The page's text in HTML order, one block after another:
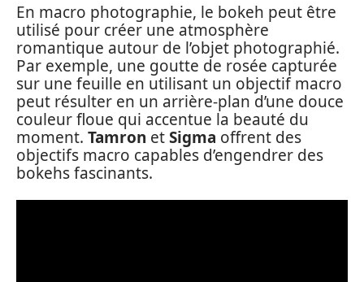
En macro photographie, le bokeh peut être
utilisé pour créer une atmosphère
romantique autour de l’objet photographié.
Par exemple, une goutte de rosée capturée
sur une feuille en utilisant un objectif macro
peut résulter en un arrière-plan d’une douce
couleur floue qui accentue la beauté du
moment. Tamron etSigma offrent des
objectifs macro capables d’engendrer des
bokehs fascinants.